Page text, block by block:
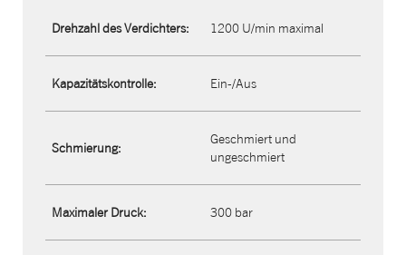
Drehzahl des Verdichters: 1200 U/min maximal
Kapazitätskontrolle: Ein-/Aus
Schmierung:
Geschmiert und
ungeschmiert
Maximaler Druck: 300 bar